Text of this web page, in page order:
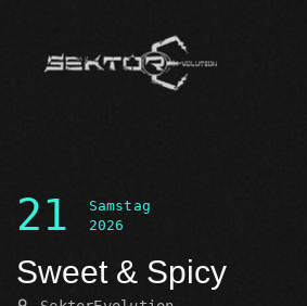
21
Samstag
2026
Sweet & Spicy